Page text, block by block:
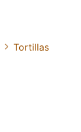
Tortillas